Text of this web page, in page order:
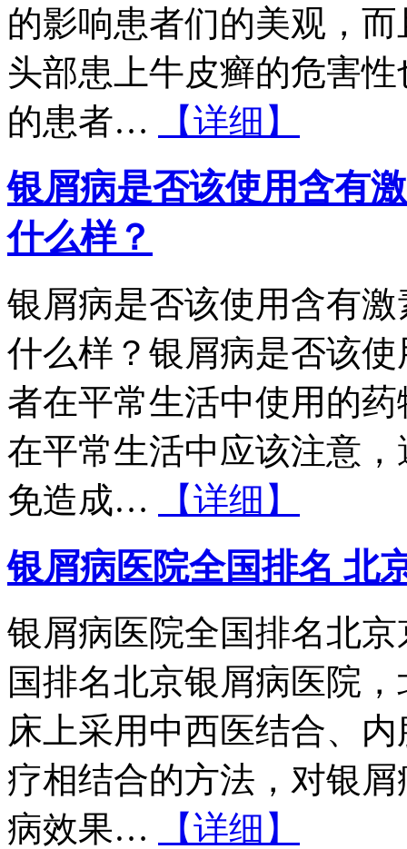
的影响患者们的美观，
头部患上牛皮癣的危害
的患者…
【详细】
银屑病是否该使用含有
什么样？
银屑病是否该使用含有
什么样？银屑病是否该
者在平常生活中使用的
在平常生活中应该注意
免造成…
【详细】
银屑病医院全国排名 北
银屑病医院全国排名北
国排名北京银屑病医院
床上采用中西医结合、
疗相结合的方法，对银
病效果…
【详细】